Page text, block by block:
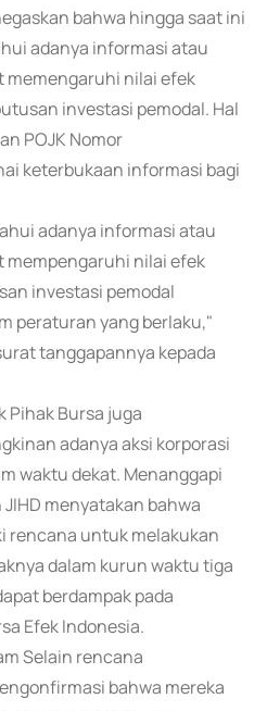
bahwa hingga saat ini
adanya informasi atau
memengaruhi nilai efek
investasi pemodal. Hal
POJK Nomor
keterbukaan informasi bagi
adanya informasi atau
mempengaruhi nilai efek
investasi pemodal
peraturan yang berlaku,"
tanggapannya kepada
Pihak Bursa juga
adanya aksi korporasi
waktu dekat. Menanggapi
menyatakan bahwa
rencana untuk melakukan
dalam kurun waktu tiga
berdampak pada
Efek Indonesia.
Selain rencana
bahwa mereka